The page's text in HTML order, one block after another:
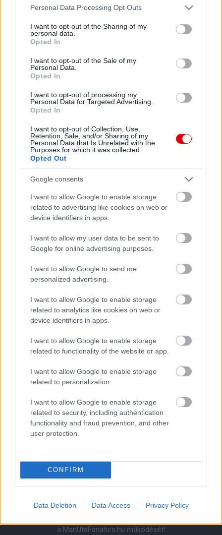
Please note that this website/app uses one or more Google
not limited to your visit or usage behaviour. You may click to
grant or deny consent to Google and its third-party tags to
use your data for below specified purposes in below Google
consent section.
Personal Data Processing Opt Outs
I want to opt-out of the Sharing of my
personal data.
Opted In
I want to opt-out of the Sale of my
Personal Data.
Opted In
I want to opt-out of processing my
Personal Data for Targeted Advertising.
Opted In
I want to opt-out of Collection, Use,
Retention, Sale, and/or Sharing of my
Personal Data that Is Unrelated with the
Purposes for which it was collected.
Opted Out
Google consents
I want to allow Google to enable storage
related to advertising like cookies on web or
device identifiers in apps.
I want to allow my user data to be sent to
Google for online advertising purposes.
I want to allow Google to send me
personalized advertising.
I want to allow Google to enable storage
related to analytics like cookies on web or
device identifiers in apps.
I want to allow Google to enable storage
related to functionality of the website or app.
I want to allow Google to enable storage
related to personalization.
I want to allow Google to enable storage
related to security, including authentication
functionality and fraud prevention, and other
user protection.
CONFIRM
Data Deletion Data Access Privacy Policy
Meccs Center
Paris Saint-Germainvs
Manchester United
Felkészülési szezon 4. mérkőzés
Nya Ullevi, Göteborg
0 nap 6 óra 36 perc 43 másodperc
Leeds United vs Manchester United 2026-08-12 20:30
AC MilanvsManchester United2026-08-15 18:00
Támogatás
a ManUtdFanatics.hu működését!